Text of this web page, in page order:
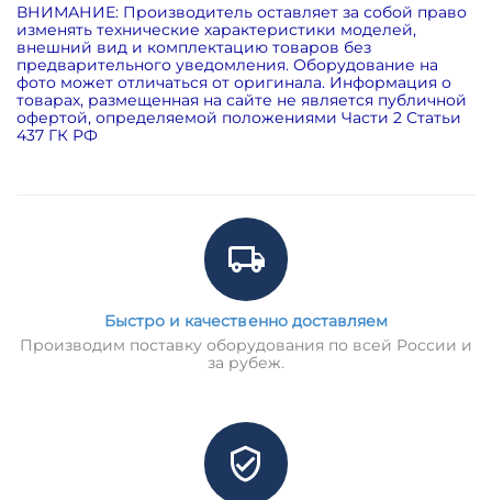
ВНИМАНИЕ: Производитель оставляет за собой право
изменять технические характеристики моделей,
внешний вид и комплектацию товаров без
предварительного уведомления. Оборудование на
фото может отличаться от оригинала. Информация о
товарах, размещенная на сайте не является публичной
офертой, определяемой положениями Части 2 Статьи
437 ГК РФ
Быстро и качественно доставляем
Производим поставку оборудования по всей России и
за рубеж.